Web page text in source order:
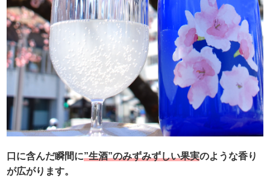
口に含んだ瞬間に”生酒”のみずみずしい果実のような香り
が広がります。